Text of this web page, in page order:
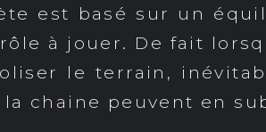
est basé sur un
à jouer. De fait
le terrain,
chaine peuvent en